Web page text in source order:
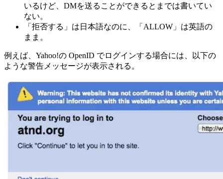
いるけど、DMを送ることができるとまでは書いてい
ない。
「拒否する」は日本語なのに、「ALLOW」は英語の
まま。
例えば、Yahoo!の OpenID でログインする場合には、以下の
ような警告メッセージが表示される。